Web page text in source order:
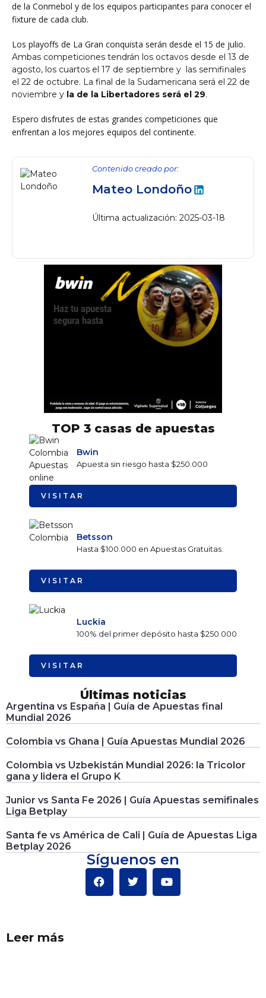
de la Conmebol y de los equipos participantes para conocer el
fixture de cada club.
Los playoffs de La Gran conquista serán desde el 15 de julio.
Ambas competiciones tendrán los octavos desde el 13 de
agosto, los cuartos el 17 de septiembre y las semifinales
el 22 de octubre. La final de la Sudamericana será el 22 de
noviembre y la de la Libertadores será el 29.
Espero disfrutes de estas grandes competiciones que
enfrentan a los mejores equipos del continente.
Contenido creado por:
Mateo Londoño
Última actualización: 2025-03-18
TOP 3 casas de apuestas
Bwin
Apuesta sin riesgo hasta $250.000
VISITAR
Betsson
Hasta $100.000 en Apuestas Gratuitas.
VISITAR
Luckia
100% del primer depósito hasta $250.000
VISITAR
Últimas noticias
Argentina vs España | Guía de Apuestas final
Mundial 2026
Colombia vs Ghana | Guía Apuestas Mundial 2026
Colombia vs Uzbekistán Mundial 2026: la Tricolor
gana y lidera el Grupo K
Junior vs Santa Fe 2026 | Guía Apuestas semifinales
Liga Betplay
Santa fe vs América de Cali | Guía de Apuestas Liga
Betplay 2026
Síguenos en
Leer más